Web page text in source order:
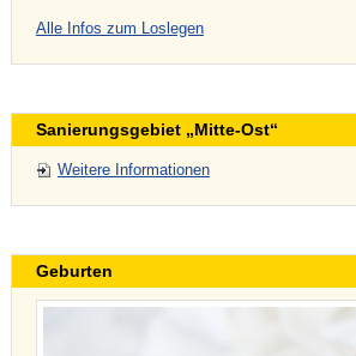
Alle Infos zum Loslegen
Sanierungsgebiet „Mitte-Ost“
Weitere Informationen
Geburten